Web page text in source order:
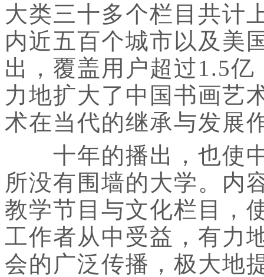
大类三十多个栏目共计
内近五百个城市以及美
出，覆盖用户超过1.5
力地扩大了中国书画艺
术在当代的继承与发展
十年的播出，也使中
所没有围墙的大学。内
教学节目与文化栏目，
工作者从中受益，有力
会的广泛传播，极大地